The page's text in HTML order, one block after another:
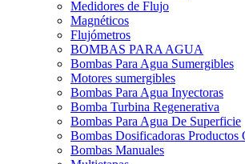
Medidores de Flujo
Magnéticos
Flujómetros
BOMBAS PARA AGUA
Bombas Para Agua Sumergibles
Motores sumergibles
Bombas Para Agua Inyectoras
Bomba Turbina Regenerativa
Bombas Para Agua De Superficie
Bombas Dosificadoras Productos
Bombas Manuales